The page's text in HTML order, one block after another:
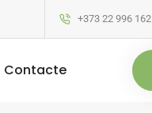
+373 22 996 162
Contacte